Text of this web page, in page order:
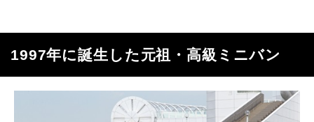
1997年に誕生した元祖・高級ミニバン